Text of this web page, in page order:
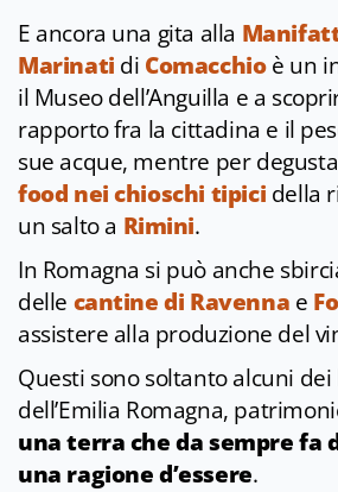
E ancora una gita alla
Marinati di Comacchioè un
il Museo dell’Anguilla e a
rapporto fra la cittadina e il
sue acque, mentre per
food nei chioschi tipici della
un salto a Rimini.
In Romagna si può anche
delle cantine di Ravenna e
assistere alla produzione del
Questi sono soltanto alcuni
dell’Emilia Romagna,
una terra che da sempre fa
una ragione d’essere.